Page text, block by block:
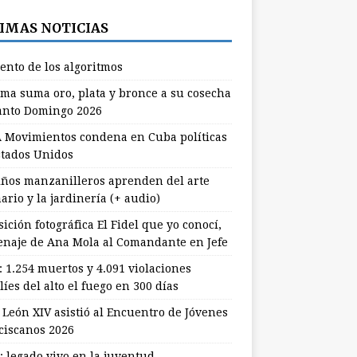
NOTICIAS
de los algoritmos
suma oro, plata y bronce a su cosecha
Domingo 2026
Movimientos condena en Cuba políticas
Unidos
manzanilleros aprenden del arte
y la jardinería (+ audio)
fotográfica El Fidel que yo conocí,
de Ana Mola al Comandante en Jefe
1.254 muertos y 4.091 violaciones
del alto el fuego en 300 días
León XIV asistió al Encuentro de Jóvenes
2026